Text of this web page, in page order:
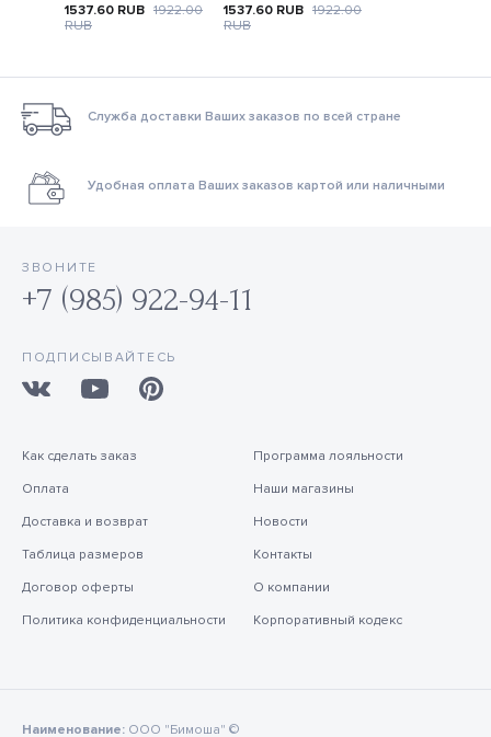
1537.60 RUB 1922.00
RUB
1537.60 RUB 1922.00
RUB
Служба доставки Ваших заказов по всей стране
Удобная оплата Ваших заказов картой или наличными
ЗВОНИТЕ
+7 (985) 922-94-11
ПОДПИСЫВАЙТЕСЬ
Как сделать заказ
Оплата
Доставка и возврат
Таблица размеров
Договор оферты
Политика конфиденциальности
Программа лояльности
Наши магазины
Новости
Контакты
О компании
Корпоративный кодекс
Наименование: ООО "Бимоша" ©